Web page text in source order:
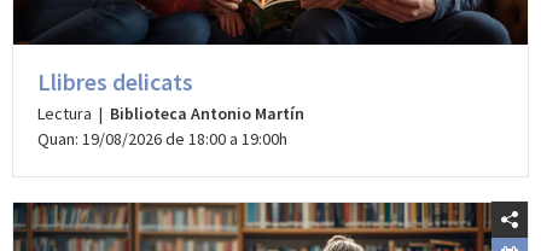
Llibres delicats
Lectura | Biblioteca Antonio Martín
Quan: 19/08/2026 de 18:00 a 19:00h